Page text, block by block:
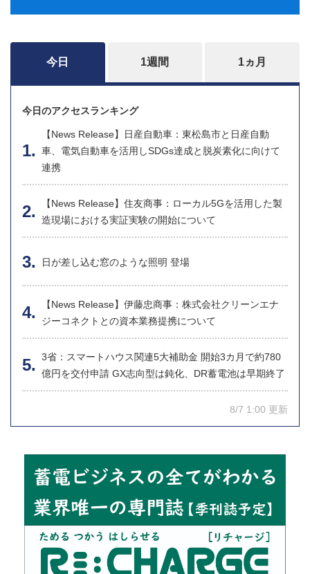
今日 1週間 1ヵ月
今日のアクセスランキング
【News Release】日産自動車：東松島市と日産自動
車、電気自動車を活用しSDGs達成と脱炭素化に向けて
連携
【News Release】住友商事：ローカル5Gを活用した製
造現場における実証実験の開始について
日が差し込む窓のような照明 登場
【News Release】伊藤忠商事：株式会社クリーンエナ
ジーコネクトとの資本業務提携について
3省：スマートハウス関連5大補助金 開始3カ月で約780
億円を交付申請 GX志向型は鈍化、DR蓄電池は早期終了
8/7 1:00 更新